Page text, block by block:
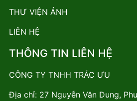
THƯ VIỆN ẢNH
LIÊN HỆ
THÔNG TIN LIÊN HỆ
CÔNG TY TNHH TRÁC ƯU
Địa chỉ: 27 Nguyễn Văn Dung,